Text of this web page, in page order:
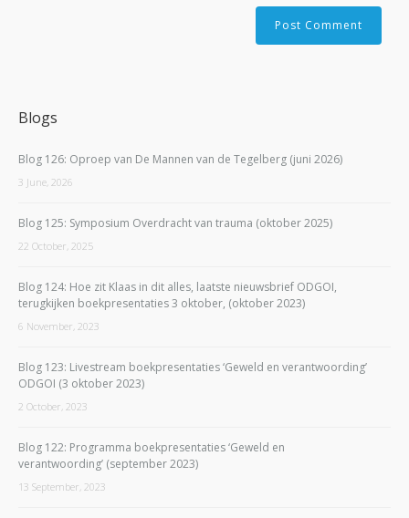
Blogs
Blog 126: Oproep van De Mannen van de Tegelberg (juni 2026)
3 June, 2026
Blog 125: Symposium Overdracht van trauma (oktober 2025)
22 October, 2025
Blog 124: Hoe zit Klaas in dit alles, laatste nieuwsbrief ODGOI,
terugkijken boekpresentaties 3 oktober, (oktober 2023)
6 November, 2023
Blog 123: Livestream boekpresentaties ‘Geweld en verantwoording’
ODGOI (3 oktober 2023)
2 October, 2023
Blog 122: Programma boekpresentaties ‘Geweld en
verantwoording’ (september 2023)
13 September, 2023